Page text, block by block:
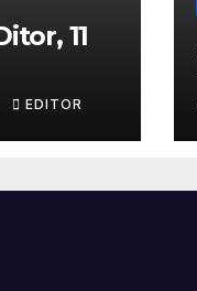
11
EDITOR